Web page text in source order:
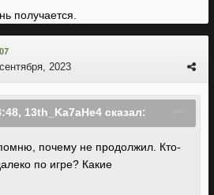
получается.
2023
13th_Ka7aHe4 сказал:
почему не продолжил. Кто-
по игре? Какие